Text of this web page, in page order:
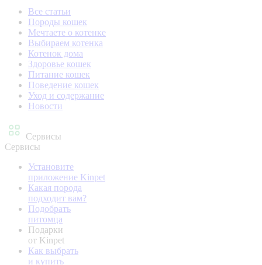
Все статьи
Породы кошек
Мечтаете о котенке
Выбираем котенка
Котенок дома
Здоровье кошек
Питание кошек
Поведение кошек
Уход и содержание
Новости
Сервисы
Сервисы
Установите
приложение Kinpet
Какая порода
подходит вам?
Подобрать
питомца
Подарки
от Kinpet
Как выбрать
и купить